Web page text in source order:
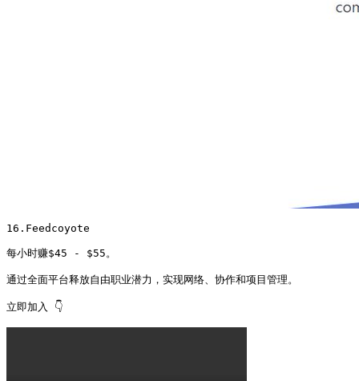
16.Feedcoyote
每小时赚$45 - $55。
通过全面平台释放自由职业潜力，实现网络、协作和项目管理。
立即加入 👇